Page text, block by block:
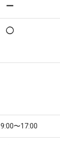
ー
◯
9:00〜17:00